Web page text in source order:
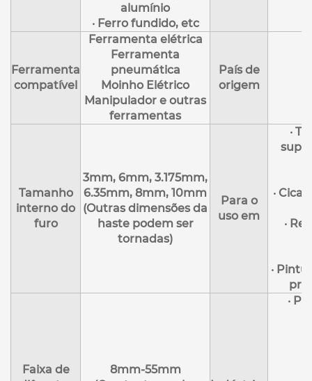
alumínio
· Ferro fundido, etc
Ferramenta
compatível
Ferramenta elétrica
Ferramenta
pneumática
Moinho Elétrico
Manipulador e outras
ferramentas
País de
origem
Tamanho
interno do
furo
3mm, 6mm, 3.175mm,
6.35mm, 8mm, 10mm
(Outras dimensões da
haste podem ser
tornadas)
Para o
uso em
·
·
·
·
Faixa de
8mm-55mm
·